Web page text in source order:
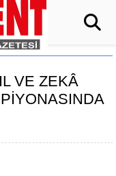
VE ZEKÂ